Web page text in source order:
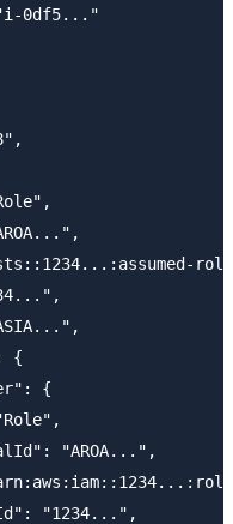
0df5..."
{
{
"AROA...",
"1234...",